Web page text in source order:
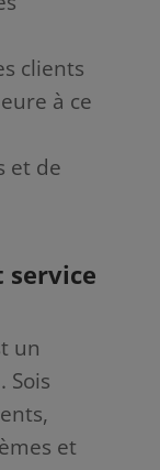
clients
à ce
et de
service
un
Sois
et